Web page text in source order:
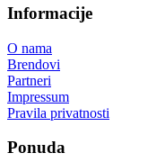
Informacije
O nama
Brendovi
Partneri
Impressum
Pravila privatnosti
Ponuda